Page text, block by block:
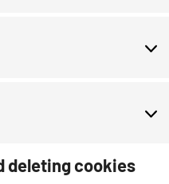
deleting cookies